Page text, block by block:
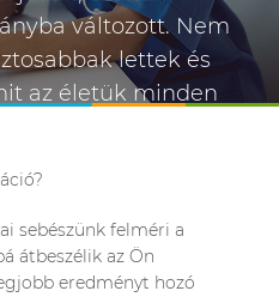
változott. Nem
lettek és
az életük minden
sebészünk felméri a
átbeszélik az Ön
eredményt hozó